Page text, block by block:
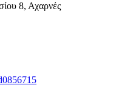
8, Αχαρνές